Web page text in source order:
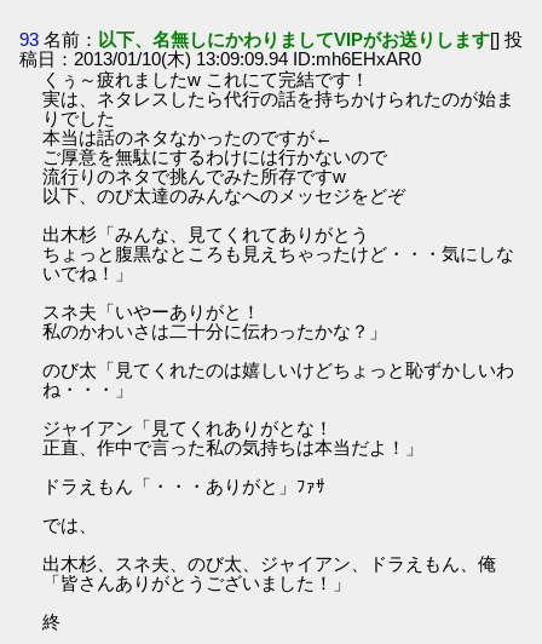
93 名前： 以下、名無しにかわりましてVIPがお送りします[] 投
稿日：2013/01/10(木) 13:09:09.94 ID:mh6EHxAR0
くぅ～疲れましたw これにて完結です！
実は、ネタレスしたら代行の話を持ちかけられたのが始ま
りでした
本当は話のネタなかったのですが←
ご厚意を無駄にするわけには行かないので
流行りのネタで挑んでみた所存ですw
以下、のび太達のみんなへのメッセジをどぞ
出木杉「みんな、見てくれてありがとう
ちょっと腹黒なところも見えちゃったけど・・・気にしな
いでね！」
スネ夫「いやーありがと！
私のかわいさは二十分に伝わったかな？」
のび太「見てくれたのは嬉しいけどちょっと恥ずかしいわ
ね・・・」
ジャイアン「見てくれありがとな！
正直、作中で言った私の気持ちは本当だよ！」
ドラえもん「・・・ありがと」ﾌｧｻ
では、
出木杉、スネ夫、のび太、ジャイアン、ドラえもん、俺
「皆さんありがとうございました！」
終